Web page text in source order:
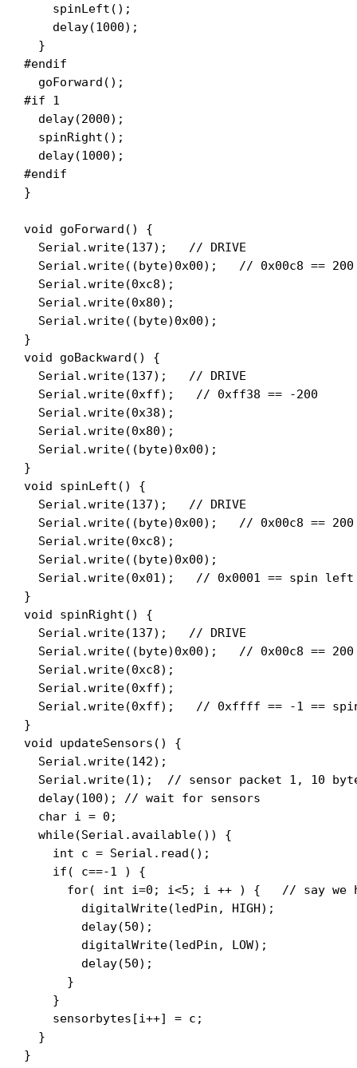
    spinLeft();
    delay(1000);
  }
#endif
  goForward();
#if 1
  delay(2000);
  spinRight();
  delay(1000);
#endif
}
void goForward() {
  Serial.write(137);   // DRIVE
  Serial.write((byte)0x00);   // 0x00c8 == 200
  Serial.write(0xc8);
  Serial.write(0x80);
  Serial.write((byte)0x00);
}
void goBackward() {
  Serial.write(137);   // DRIVE
  Serial.write(0xff);   // 0xff38 == -200
  Serial.write(0x38);
  Serial.write(0x80);
  Serial.write((byte)0x00);
}
void spinLeft() {
  Serial.write(137);   // DRIVE
  Serial.write((byte)0x00);   // 0x00c8 == 200
  Serial.write(0xc8);
  Serial.write((byte)0x00);
  Serial.write(0x01);   // 0x0001 == spin left
}
void spinRight() {
  Serial.write(137);   // DRIVE
  Serial.write((byte)0x00);   // 0x00c8 == 200
  Serial.write(0xc8);
  Serial.write(0xff);
Serial.write(0xff);   // 0xffff == -1 ==
}
void updateSensors() {
  Serial.write(142);
Serial.write(1);  // sensor packet 1, 10
  delay(100); // wait for sensors
  char i = 0;
  while(Serial.available()) {
    int c = Serial.read();
    if( c==-1 ) {
for( int i=0; i<5; i ++ ) {   // say we
        digitalWrite(ledPin, HIGH);
        delay(50);
        digitalWrite(ledPin, LOW);
        delay(50);
      }
    }
    sensorbytes[i++] = c;
  }
}